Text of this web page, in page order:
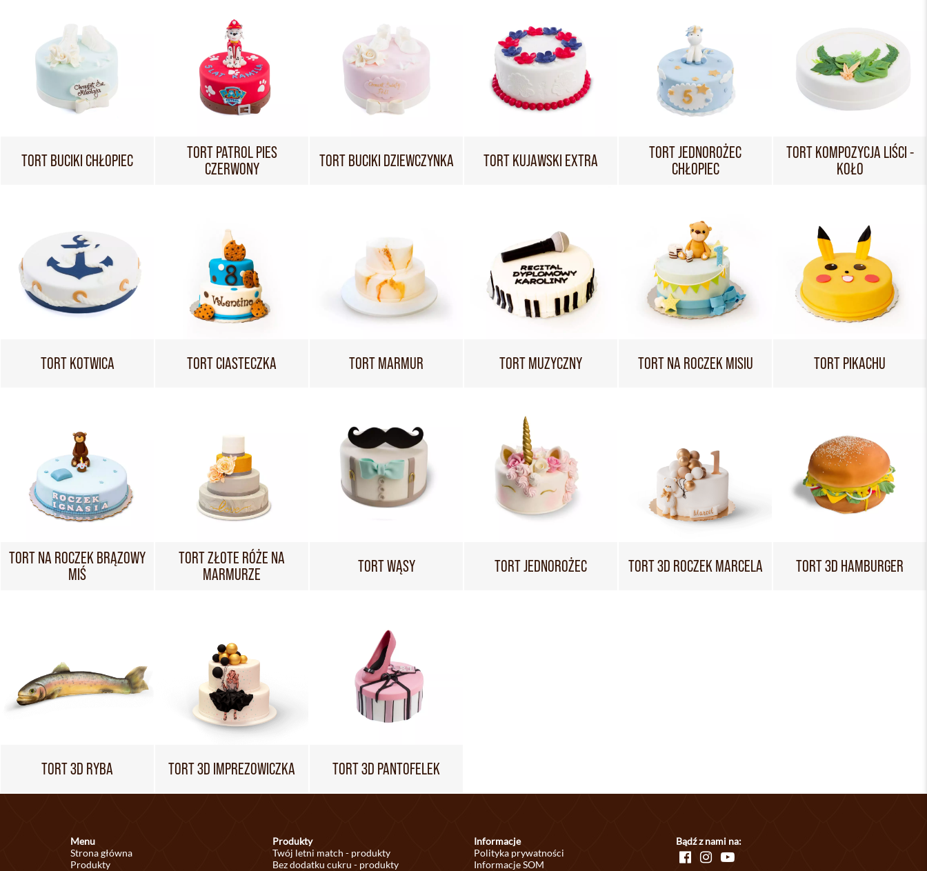
TORT BUCIKI CHŁOPIEC
TORT PATROL PIES
CZERWONY
TORT BUCIKI DZIEWCZYNKA TORT KUJAWSKI EXTRA
TORT JEDNOROŻEC
CHŁOPIEC
TORT KOMPOZYCJA LIŚCI -
KOŁO
TORT KOTWICA TORT CIASTECZKA TORT MARMUR TORT MUZYCZNY TORT NA ROCZEK MISIU TORT PIKACHU
TORT NA ROCZEK BRĄZOWY
MIŚ
TORT ZŁOTE RÓŻE NA
MARMURZE
TORT WĄSY TORT JEDNOROŻEC TORT 3D ROCZEK MARCELA TORT 3D HAMBURGER
TORT 3D RYBA TORT 3D IMPREZOWICZKA TORT 3D PANTOFELEK
Menu
Strona główna
Produkty
Produkty
Twój letni match - produkty
Bez dodatku cukru - produkty
Informacje
Polityka prywatności
Informacje SOM
Bądź z nami na: